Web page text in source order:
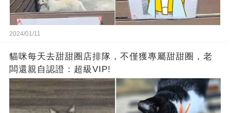
2024/01/11
貓咪每天去甜甜圈店排隊，不僅獲專屬甜甜圈，老
闆還親自認證：超級VIP!